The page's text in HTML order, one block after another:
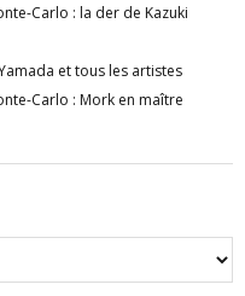
Carlo : la der de Kazuki
et tous les artistes
Carlo : Mork en maître